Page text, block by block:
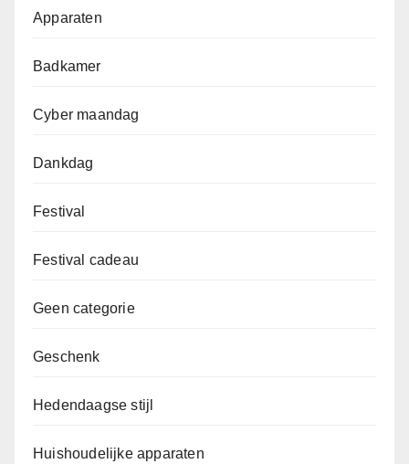
Apparaten
Badkamer
Cyber maandag
Dankdag
Festival
Festival cadeau
Geen categorie
Geschenk
Hedendaagse stijl
Huishoudelijke apparaten